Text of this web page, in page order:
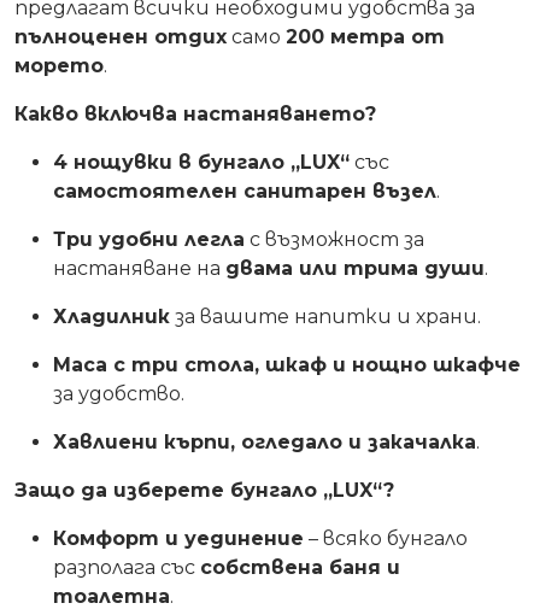
предлагат всички необходими удобства за
пълноценен отдих само 200 метра от
морето.
Какво включва настаняването?
4 нощувки в бунгало „LUX“ със
самостоятелен санитарен възел.
Три удобни легла с възможност за
настаняване на двама или трима души.
Хладилник за вашите напитки и храни.
Маса с три стола, шкаф и нощно шкафче
за удобство.
Хавлиени кърпи, огледало и закачалка.
Защо да изберете бунгало „LUX“?
Комфорт и уединение – всяко бунгало
разполага със собствена баня и
тоалетна.